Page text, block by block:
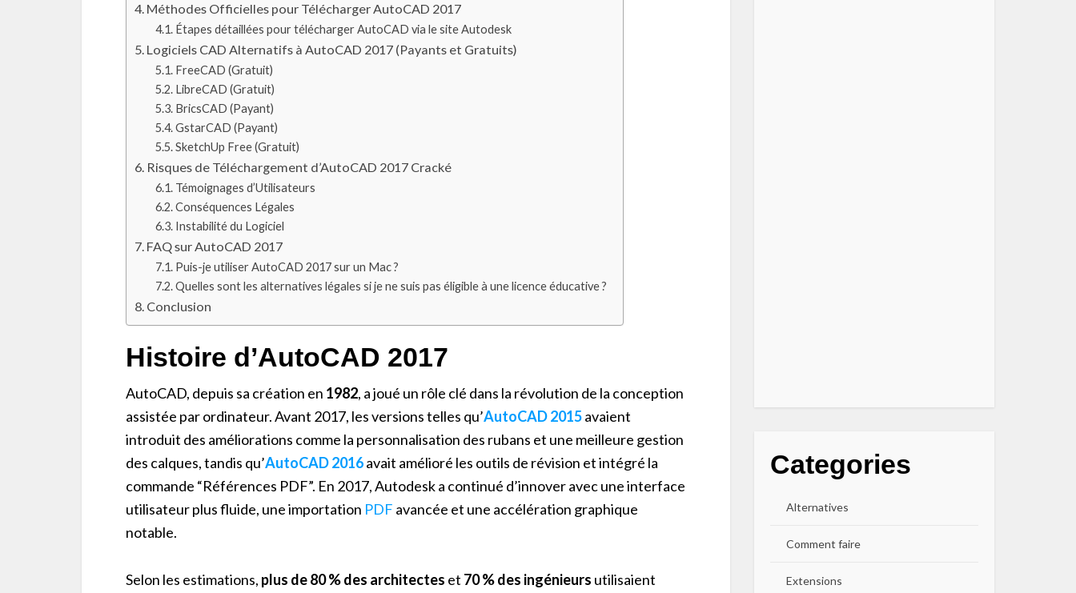
Méthodes Officielles pour Télécharger AutoCAD 2017
Étapes détaillées pour télécharger AutoCAD via le site Autodesk
Logiciels CAD Alternatifs à AutoCAD 2017 (Payants et Gratuits)
FreeCAD (Gratuit)
LibreCAD (Gratuit)
BricsCAD (Payant)
GstarCAD (Payant)
SketchUp Free (Gratuit)
Risques de Téléchargement d’AutoCAD 2017 Cracké
Témoignages d’Utilisateurs
Conséquences Légales
Instabilité du Logiciel
FAQ sur AutoCAD 2017
Puis-je utiliser AutoCAD 2017 sur un Mac ?
Quelles sont les alternatives légales si je ne suis pas éligible à une licence éducative ?
Conclusion
Histoire d’AutoCAD 2017
AutoCAD, depuis sa création en 1982, a joué un rôle clé dans la révolution de la conception
assistée par ordinateur. Avant 2017, les versions telles qu’AutoCAD 2015avaient
introduit des améliorations comme la personnalisation des rubans et une meilleure gestion
des calques, tandis qu’AutoCAD 2016avait amélioré les outils de révision et intégré la
commande “Références PDF”. En 2017, Autodesk a continué d’innover avec une interface
utilisateur plus fluide, une importation PDF avancée et une accélération graphique
notable.
Selon les estimations, plus de 80 % des architectes et 70 % des ingénieurs utilisaient
Categories
Alternatives
Comment faire
Extensions